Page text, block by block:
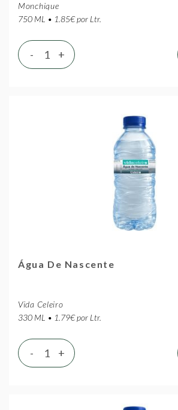
Monchique
750 ML • 1.85€ por Ltr.
+
-
Água De Nascente
Vida Celeiro
330 ML • 1.79€ por Ltr.
+
-